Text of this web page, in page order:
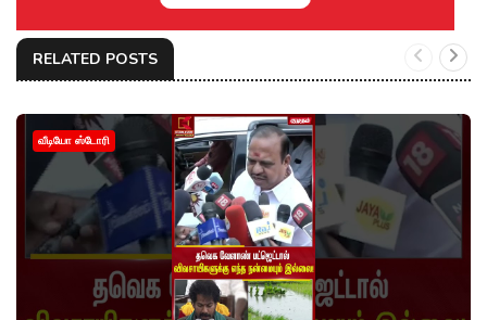
RELATED POSTS
வீடியோ ஸ்டோரி